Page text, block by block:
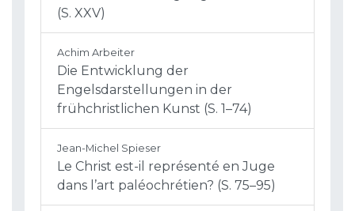
(S. XXV)
Achim Arbeiter
Die Entwicklung der
Engelsdarstellungen in der
frühchristlichen Kunst (S. 1–74)
Jean-Michel Spieser
Le Christ est-il représenté en Juge
dans l’art paléochrétien? (S. 75–95)